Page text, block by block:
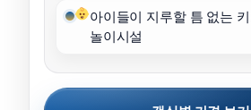
아이들이 지루할 틈 없는
놀이시설